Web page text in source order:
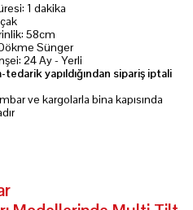
1 dakika
58cm
Sünger
24 Ay - Yerli
yapıldığından sipariş iptali
ve kargolarla bina kapısında